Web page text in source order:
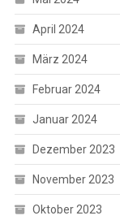
April 2024
März 2024
Februar 2024
Januar 2024
Dezember 2023
November 2023
Oktober 2023